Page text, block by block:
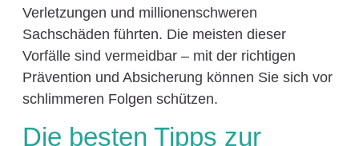
Verletzungen und millionenschweren
Sachschäden führten. Die meisten dieser
Vorfälle sind vermeidbar – mit der richtigen
Prävention und Absicherung können Sie sich vor
schlimmeren Folgen schützen.
Die besten Tipps zur